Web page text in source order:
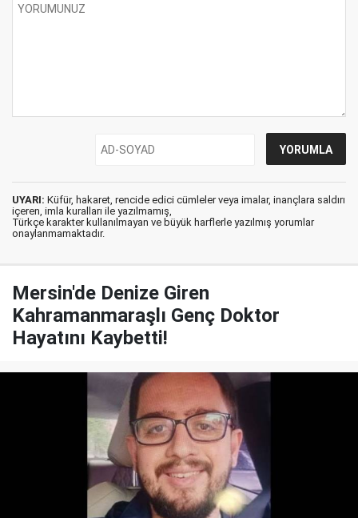
UYARI: Küfür, hakaret, rencide edici cümleler veya imalar, inançlara saldırı
içeren, imla kuralları ile yazılmamış,
Türkçe karakter kullanılmayan ve büyük harflerle yazılmış yorumlar
onaylanmamaktadır.
Mersin'de Denize Giren
Kahramanmaraşlı Genç Doktor
Hayatını Kaybetti!